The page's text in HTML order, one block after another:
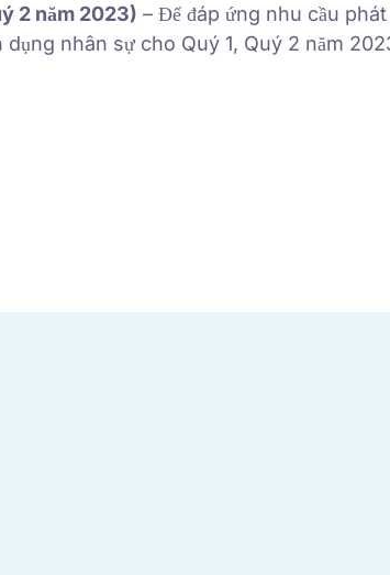
2 năm 2023) – Để đáp ứng nhu cầu
nhân sự cho Quý 1, Quý 2 năm